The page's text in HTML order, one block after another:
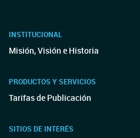
INSTITUCIONAL
Misión, Visión e Historia
PRODUCTOS Y SERVICIOS
Tarifas de Publicación
SITIOS DE INTERÉS